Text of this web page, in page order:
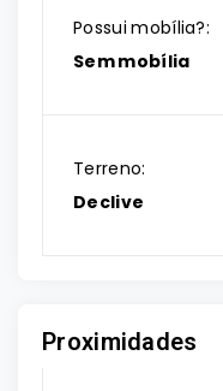
Possui mobília?:
Sem mobília
Terreno:
Declive
Proximidades